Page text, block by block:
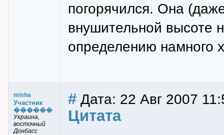
погорячился. Она
внушительной высоте
определению намного
misha
Участник
������
Украина,
восточный
Донбасс
# Дата: 22 Авг 2007
Цитата